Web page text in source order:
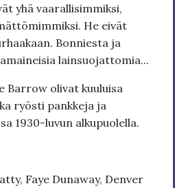
yhä vaarallisimmiksi,
He eivät
Bonniesta ja
lainsuojattomia...
Barrow olivat kuuluisa
ryösti pankkeja ja
1930-luvun alkupuolella.
Faye Dunaway, Denver